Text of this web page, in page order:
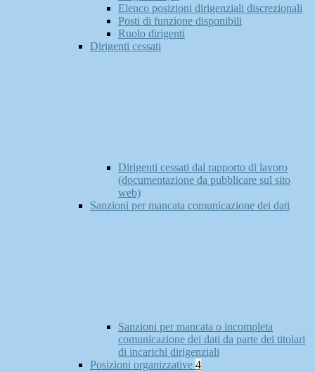
Elenco posizioni dirigenziali discrezionali
Posti di funzione disponibili
Ruolo dirigenti
Dirigenti cessati
Dirigenti cessati dal rapporto di lavoro
(documentazione da pubblicare sul sito
web)
Sanzioni per mancata comunicazione dei dati
Sanzioni per mancata o incompleta
comunicazione dei dati da parte dei titolari
di incarichi dirigenziali
Posizioni organizzative 4